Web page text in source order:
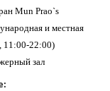
Mun Prao`s
и местная
11:00-22:00)
зал